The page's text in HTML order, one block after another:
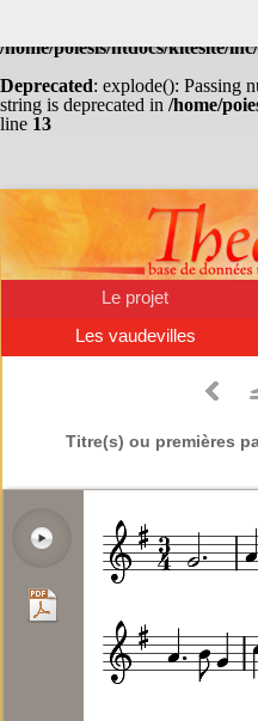
/home/poiesis/htdocs/kitesite/
Deprecated: explode(): Passing
string is deprecated in /home/
line 13
Le projet
Les vaudevilles
Titre(s) ou premières